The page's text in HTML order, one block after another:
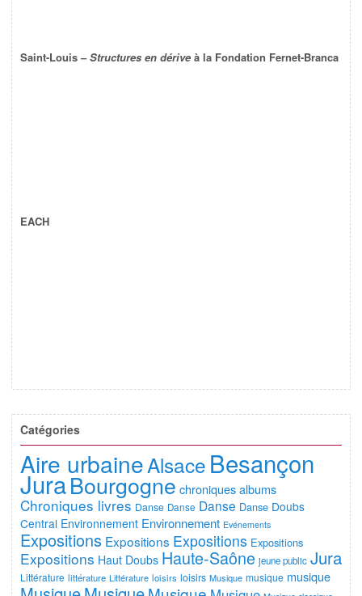
Saint-Louis –Structures en dérive à la Fondation Fernet-Branca
EACH
Catégories
Aire urbaineAlsace Besançon
JuraBourgogne chroniques albums
Chroniques livres Danse Danse Danse Danse Doubs
Central Environnement Environnement Evénements
Expositions Expositions Expositions Expositions
Expositions Haut Doubs Haute-Saône jeune public Jura
Littérature littérature Littérature loisirs loisirs Musique musique musique